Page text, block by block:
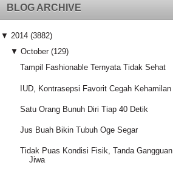
BLOG ARCHIVE
▼ 2014 (3882)
▼ October (129)
Tampil Fashionable Ternyata Tidak Sehat
IUD, Kontrasepsi Favorit Cegah Kehamilan
Satu Orang Bunuh Diri Tiap 40 Detik
Jus Buah Bikin Tubuh Oge Segar
Tidak Puas Kondisi Fisik, Tanda Gangguan
Jiwa